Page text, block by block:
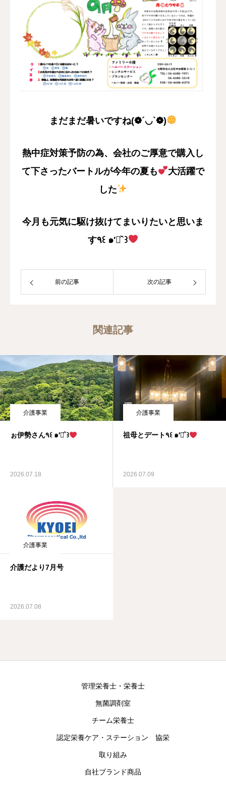
まだまだ暑いですね(❁´◡`❁)
熱中症対策予防の為、会社のご厚意で購入し
て下さったバートルが今年の夏も
大活躍で
した
今月も元気に駆け抜けてまいりたいと思いま
す٩꒰ ๑′◡͐`꒱
前の記事 次の記事
関連記事
介護事業
ぉ伊勢さん٩꒰ ๑′◡͐`꒱
2026.07.18
介護事業
祖母とデート٩꒰ ๑′◡͐`꒱
2026.07.09
介護事業
介護だより7月号
2026.07.08
管理栄養士・栄養士
無菌調剤室
チーム栄養士
認定栄養ケア・ステーション 協栄
取り組み
自社ブランド商品